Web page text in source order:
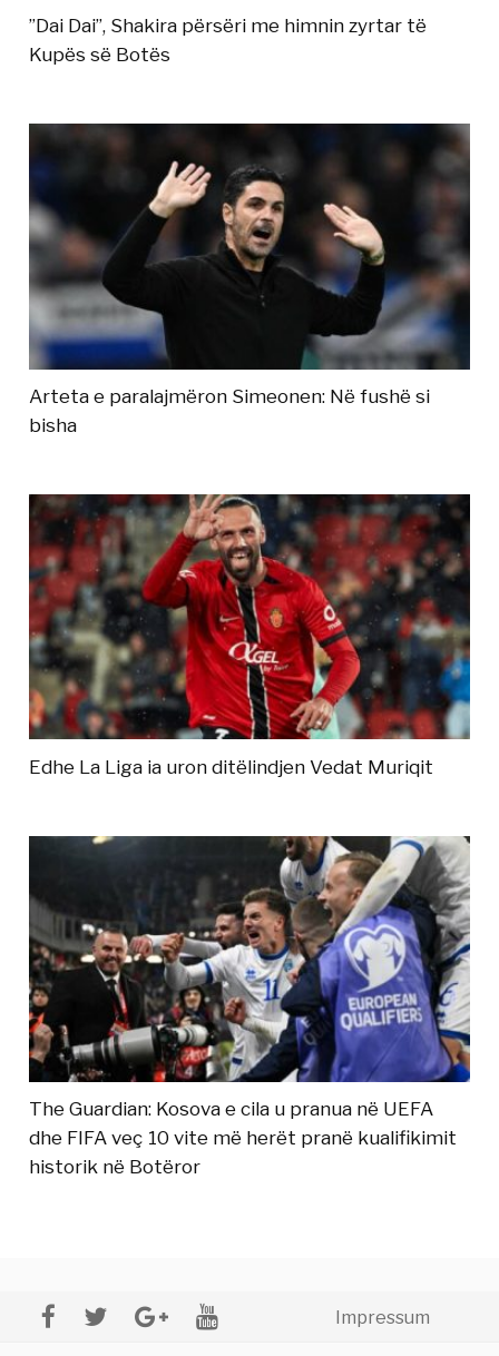
”Dai Dai”, Shakira përsëri me himnin zyrtar të
Kupës së Botës
Arteta e paralajmëron Simeonen: Në fushë si
bisha
Edhe La Liga ia uron ditëlindjen Vedat Muriqit
The Guardian: Kosova e cila u pranua në UEFA
dhe FIFA veç 10 vite më herët pranë kualifikimit
historik në Botëror
Impressum